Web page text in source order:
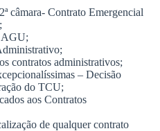
câmara- Contrato Emergencial
AGU;
contratos administrativos;
– Decisão
do TCU;
aos Contratos
de qualquer contrato